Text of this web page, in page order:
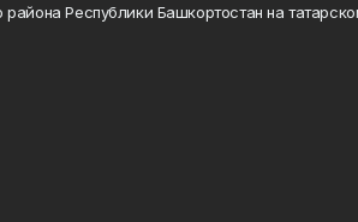
района Республики Башкортостан на